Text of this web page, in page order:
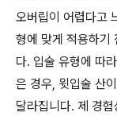
오버립이 어렵다고
형에 맞게 적용하기
다. 입술 유형에 따
은 경우, 윗입술 산
달라집니다. 제 경